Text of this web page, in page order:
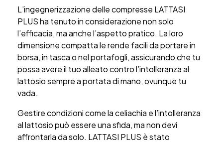
L’ingegnerizzazione delle compresse LATTASI
PLUS ha tenuto in considerazione non solo
l’efficacia, ma anche l’aspetto pratico. La loro
dimensione compatta le rende facili da portare in
borsa, in tasca o nel portafogli, assicurando che tu
possa avere il tuo alleato contro l’intolleranza al
lattosio sempre a portata di mano, ovunque tu
vada.
Gestire condizioni come la celiachia e l’intolleranza
al lattosio può essere una sfida, ma non devi
affrontarla da solo. LATTASI PLUS è stato